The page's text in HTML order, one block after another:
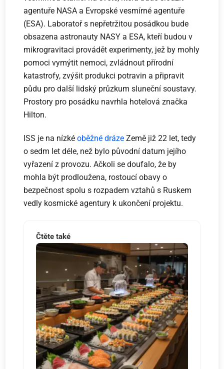
agentuře NASA a Evropské vesmírné agentuře
(ESA). Laboratoř s nepřetržitou posádkou bude
obsazena astronauty NASY a ESA, kteří budou v
mikrogravitaci provádět experimenty, jež by mohly
pomoci vymýtit nemoci, zvládnout přírodní
katastrofy, zvýšit produkci potravin a připravit
půdu pro další lidský průzkum sluneční soustavy.
Prostory pro posádku navrhla hotelová značka
Hilton.
ISS je na nízkéoběžné dráze Země již 22 let, tedy
o sedm let déle, než bylo původní datum jejího
vyřazení z provozu. Ačkoli se doufalo, že by
mohla být prodloužena, rostoucí obavy o
bezpečnost spolu s rozpadem vztahů s Ruskem
vedly kosmické agentury k ukončení projektu.
Čtěte také